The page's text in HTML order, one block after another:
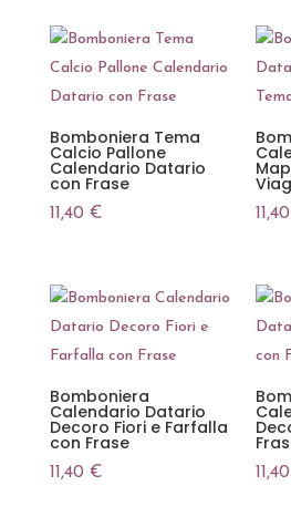
Bomboniera Tema
Calcio Pallone
Calendario Datario
con Frase
11,40 €
Bomboniera
Calendario Datario
Decoro Fiori e Farfalla
con Frase
11,40 €